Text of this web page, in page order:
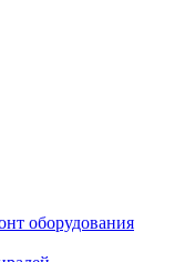
оборудования